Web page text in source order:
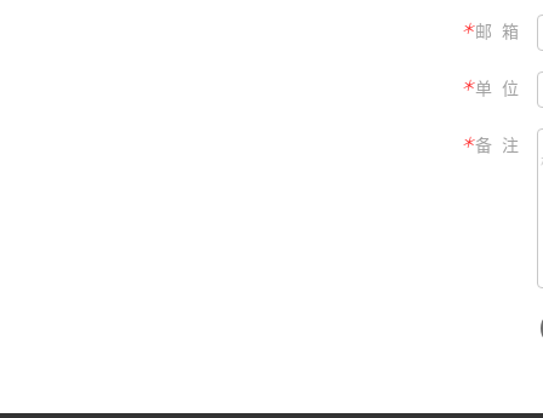
＊邮 箱
＊单 位
＊备 注